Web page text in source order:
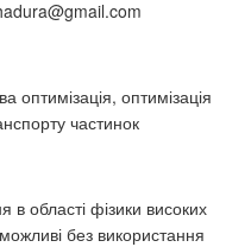
оптимізація, оптимізація
частинок
в області фізики високих
без використання